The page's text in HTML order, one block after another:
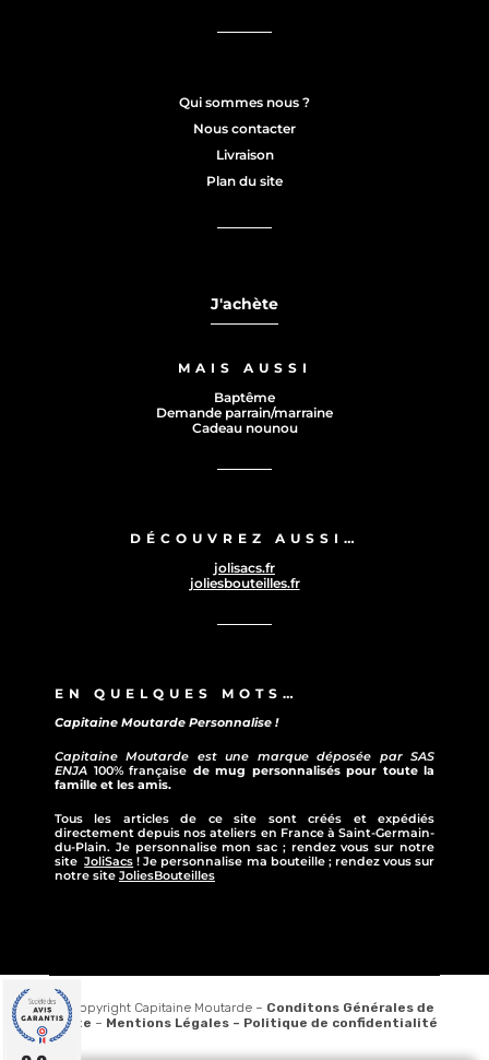
Qui sommes nous ?
Nous contacter
Livraison
Plan du site
J'achète
MAIS AUSSI
Baptême
Demande parrain/marraine
Cadeau nounou
DÉCOUVREZ AUSSI…
jolisacs.fr
joliesbouteilles.fr
EN QUELQUES MOTS…
Capitaine Moutarde Personnalise !
Capitaine Moutarde est une marque déposée par SAS
ENJA 100% française de mug personnalisés pour toute la
famille et les amis.
Tous les articles de ce site sont créés et expédiés
directement depuis nos ateliers en France à Saint-Germain-
du-Plain. Je personnalise mon sac ; rendez vous sur notre
siteJoliSacs ! Je personnalise ma bouteille ; rendez vous sur
notre site JoliesBouteilles
© Copyright Capitaine Moutarde – Conditons Générales de
vente – Mentions Légales – Politique de confidentialité